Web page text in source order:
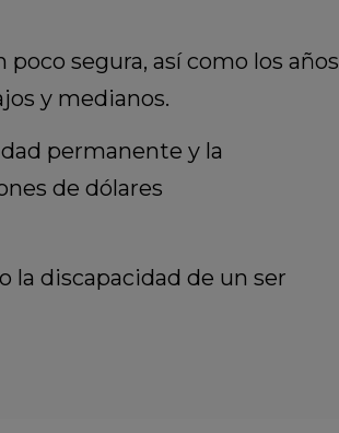
segura, así como los años
y medianos.
permanente y la
de dólares
la discapacidad de un ser